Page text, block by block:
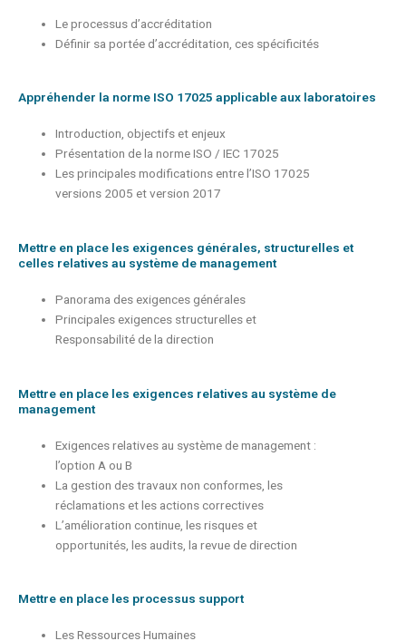
Le processus d’accréditation
Définir sa portée d’accréditation, ces spécificités
Appréhender la norme ISO 17025 applicable aux laboratoires
Introduction, objectifs et enjeux
Présentation de la norme ISO / IEC 17025
Les principales modifications entre l’ISO 17025
versions 2005 et version 2017
Mettre en place les exigences générales, structurelles et
celles relatives au système de management
Panorama des exigences générales
Principales exigences structurelles et
Responsabilité de la direction
Mettre en place les exigences relatives au système de
management
Exigences relatives au système de management :
l’option A ou B
La gestion des travaux non conformes, les
réclamations et les actions correctives
L’amélioration continue, les risques et
opportunités, les audits, la revue de direction
Mettre en place les processus support
Les Ressources Humaines